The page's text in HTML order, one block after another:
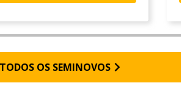
OS SEMINOVOS